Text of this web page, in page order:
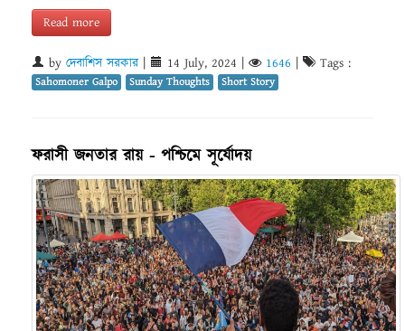
Read more
by দেবাশিস সরকার| 14 July, 2024 | 1646 | Tags :
Sahomoner Galpo Sunday Thoughts Short Story
ফরাসী জনতার রায় - পশ্চিমে সূর্যোদয়